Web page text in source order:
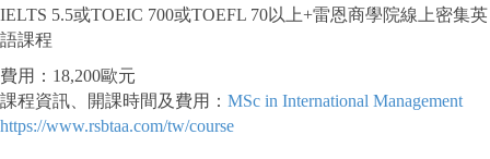
IELTS 5.5或TOEIC 700或TOEFL 70以上+雷恩商學院線上密集英
語課程
費用：18,200歐元
課程資訊、開課時間及費用： MSc in International Management
https://www.rsbtaa.com/tw/course